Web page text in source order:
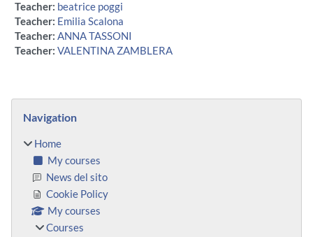
Teacher: beatrice poggi
Teacher: Emilia Scalona
Teacher: ANNA TASSONI
Teacher: VALENTINA ZAMBLERA
Blocks
Navigation
Home
My courses
News del sito
Cookie Policy
My courses
Courses